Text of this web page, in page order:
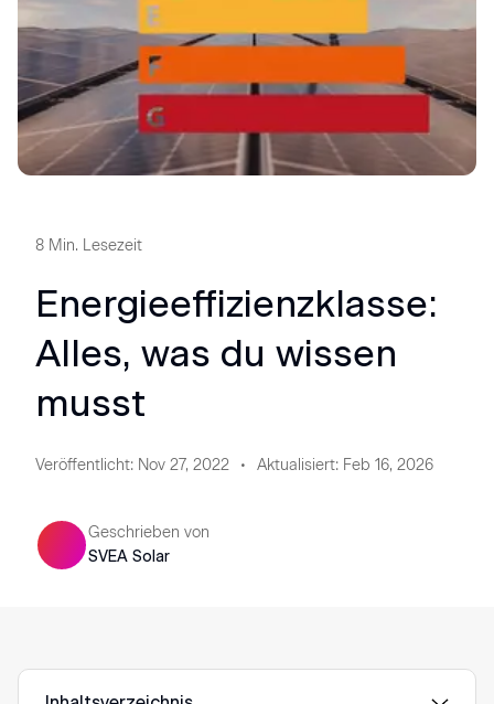
8 Min. Lesezeit
Energieeffizienzklasse:
Alles, was du wissen
musst
Veröffentlicht: Nov 27, 2022 Aktualisiert: Feb 16, 2026
Geschrieben von
SVEA Solar